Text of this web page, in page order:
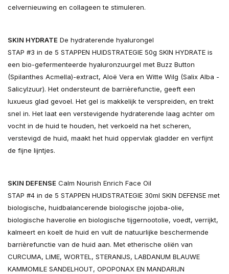
celvernieuwing en collageen te stimuleren.
SKIN HYDRATE De hydraterende hyalurongel
STAP #3 in de 5 STAPPEN HUIDSTRATEGIE 50g SKIN HYDRATE is
een bio-gefermenteerde hyaluronzuurgel met Buzz Button
(Spilanthes Acmella)-extract, Aloë Vera en Witte Wilg (Salix Alba -
Salicylzuur). Het ondersteunt de barrièrefunctie, geeft een
luxueus glad gevoel. Het gel is makkelijk te verspreiden, en trekt
snel in. Het laat een verstevigende hydraterende laag achter om
vocht in de huid te houden, het verkoeld na het scheren,
verstevigd de huid, maakt het huid oppervlak gladder en verfijnt
de fijne lijntjes.
SKIN DEFENSE Calm Nourish Enrich Face Oil
STAP #4 in de 5 STAPPEN HUIDSTRATEGIE 30ml SKIN DEFENSE met
biologische, huidbalancerende biologische jojoba-olie,
biologische haverolie en biologische tijgernootolie, voedt, verrijkt,
kalmeert en koelt de huid en vult de natuurlijke beschermende
barrièrefunctie van de huid aan. Met etherische oliën van
CURCUMA, LIME, WORTEL, STERANIJS, LABDANUM BLAUWE
KAMMOMILE SANDELHOUT, OPOPONAX EN MANDARIJN